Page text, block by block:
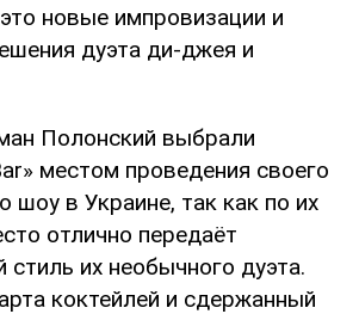
новые импровизации и
дуэта ди-джея и
Полонский выбрали
местом проведения своего
шоу в Украине, так как по их
отлично передаёт
стиль их необычного дуэта.
коктейлей и сдержанный